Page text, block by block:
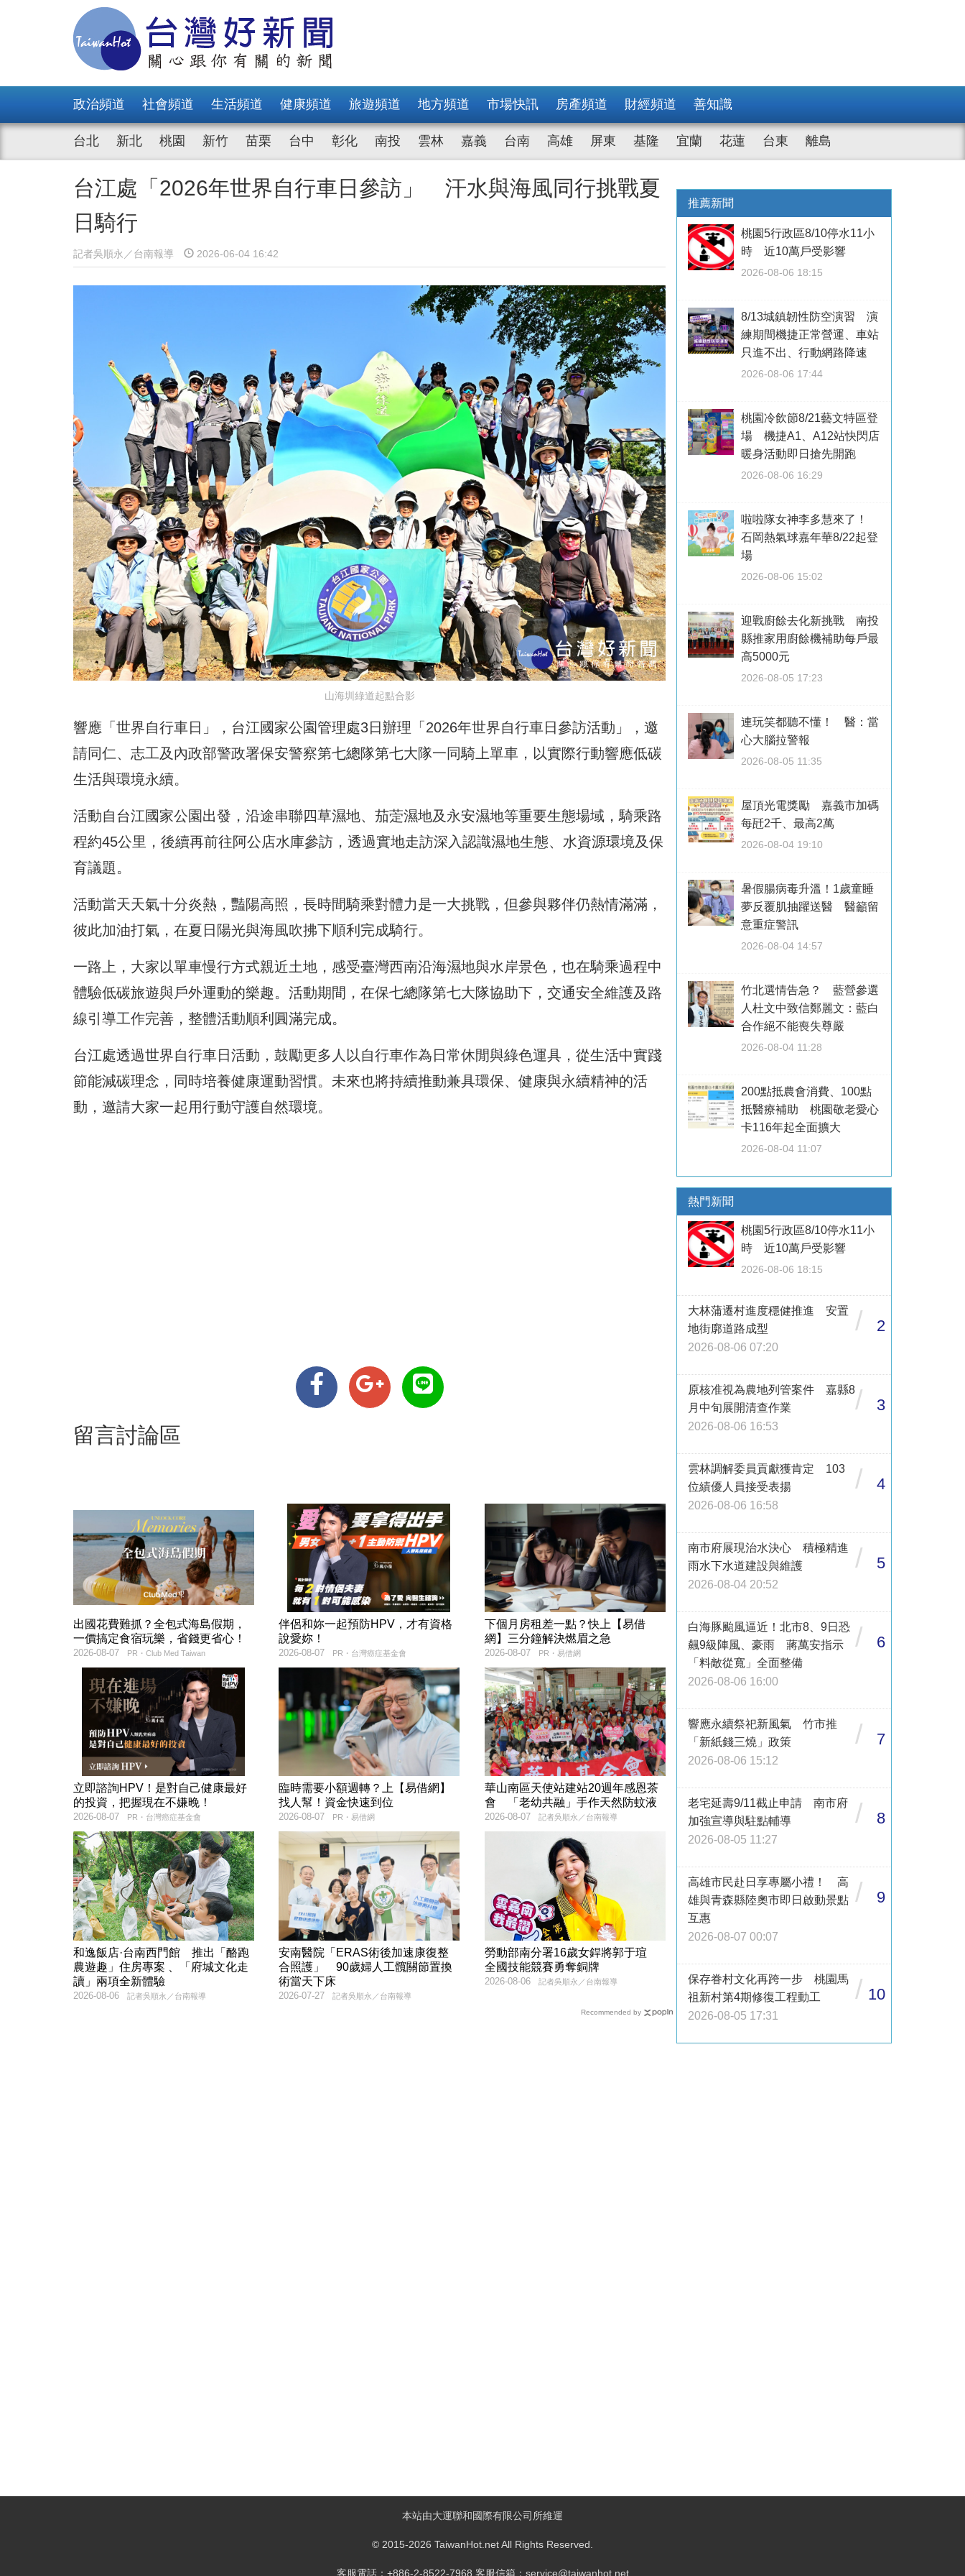
政治頻道 社會頻道 生活頻道 健康頻道 旅遊頻道 地方頻道 市場快訊 房產頻道 財經頻道 善知識
台北 新北 桃園 新竹 苗栗 台中 彰化 南投 雲林 嘉義 台南 高雄 屏東 基隆 宜蘭 花蓮 台東 離島
台江處「2026年世界自行車日參訪」 汗水與海風同行挑戰夏
日騎行
記者吳順永／台南報導 2026-06-04 16:42
山海圳綠道起點合影
響應「世界自行車日」，台江國家公園管理處3日辦理「2026年世界自行車日參訪活動」，邀
請同仁、志工及內政部警政署保安警察第七總隊第七大隊一同騎上單車，以實際行動響應低碳
生活與環境永續。
活動自台江國家公園出發，沿途串聯四草濕地、茄萣濕地及永安濕地等重要生態場域，騎乘路
程約45公里，後續再前往阿公店水庫參訪，透過實地走訪深入認識濕地生態、水資源環境及保
育議題。
活動當天天氣十分炎熱，豔陽高照，長時間騎乘對體力是一大挑戰，但參與夥伴仍熱情滿滿，
彼此加油打氣，在夏日陽光與海風吹拂下順利完成騎行。
一路上，大家以單車慢行方式親近土地，感受臺灣西南沿海濕地與水岸景色，也在騎乘過程中
體驗低碳旅遊與戶外運動的樂趣。活動期間，在保七總隊第七大隊協助下，交通安全維護及路
線引導工作完善，整體活動順利圓滿完成。
台江處透過世界自行車日活動，鼓勵更多人以自行車作為日常休閒與綠色運具，從生活中實踐
節能減碳理念，同時培養健康運動習慣。未來也將持續推動兼具環保、健康與永續精神的活
動，邀請大家一起用行動守護自然環境。
留言討論區
出國花費難抓？全包式海島假期，
一價搞定食宿玩樂，省錢更省心！
PR・Club Med Taiwan
2026-08-07
伴侶和妳一起預防HPV，才有資格
說愛妳！
PR・台灣癌症基金會
2026-08-07
下個月房租差一點？快上【易借
網】三分鐘解決燃眉之急
PR・易借網
2026-08-07
立即諮詢HPV！是對自己健康最好
的投資，把握現在不嫌晚！
PR・台灣癌症基金會
2026-08-07
臨時需要小額週轉？上【易借網】
找人幫！資金快速到位
PR・易借網
2026-08-07
華山南區天使站建站20週年感恩茶
會 「老幼共融」手作天然防蚊液
記者吳順永／台南報導
2026-08-07
和逸飯店·台南西門館 推出「酪跑
農遊趣」住房專案 、「府城文化走
讀」兩項全新體驗
記者吳順永／台南報導
2026-08-06
安南醫院「ERAS術後加速康復整
合照護」 90歲婦人工髖關節置換
術當天下床
記者吳順永／台南報導
2026-07-27
勞動部南分署16歲女銲將郭于瑄
全國技能競賽勇奪銅牌
記者吳順永／台南報導
2026-08-06
Recommended by
推薦新聞
桃園5行政區8/10停水11小
時 近10萬戶受影響
2026-08-06 18:15
8/13城鎮韌性防空演習 演
練期間機捷正常營運、車站
只進不出、行動網路降速
2026-08-06 17:44
桃園冷飲節8/21藝文特區登
場 機捷A1、A12站快閃店
暖身活動即日搶先開跑
2026-08-06 16:29
啦啦隊女神李多慧來了！
石岡熱氣球嘉年華8/22起登
場
2026-08-06 15:02
迎戰廚餘去化新挑戰 南投
縣推家用廚餘機補助每戶最
高5000元
2026-08-05 17:23
連玩笑都聽不懂！ 醫：當
心大腦拉警報
2026-08-05 11:35
屋頂光電獎勵 嘉義市加碼
每瓩2千、最高2萬
2026-08-04 19:10
暑假腸病毒升溫！1歲童睡
夢反覆肌抽躍送醫 醫籲留
意重症警訊
2026-08-04 14:57
竹北選情告急？ 藍營參選
人杜文中致信鄭麗文：藍白
合作絕不能喪失尊嚴
2026-08-04 11:28
200點抵農會消費、100點
抵醫療補助 桃園敬老愛心
卡116年起全面擴大
2026-08-04 11:07
熱門新聞
桃園5行政區8/10停水11小
時 近10萬戶受影響
2026-08-06 18:15
大林蒲遷村進度穩健推進 安置
地街廓道路成型
2026-08-06 07:20
/ 2
原核准視為農地列管案件 嘉縣8
月中旬展開清查作業
2026-08-06 16:53
/ 3
雲林調解委員貢獻獲肯定 103
位績優人員接受表揚
2026-08-06 16:58
/ 4
南市府展現治水決心 積極精進
雨水下水道建設與維護
2026-08-04 20:52
/ 5
白海豚颱風逼近！北市8、9日恐
飆9級陣風、豪雨 蔣萬安指示
「料敵從寬」全面整備
2026-08-06 16:00
/ 6
響應永續祭祀新風氣 竹市推
「新紙錢三燒」政策
2026-08-06 15:12
/ 7
老宅延壽9/11截止申請 南市府
加強宣導與駐點輔導
2026-08-05 11:27
/ 8
高雄市民赴日享專屬小禮！ 高
雄與青森縣陸奧市即日啟動景點
互惠
2026-08-07 00:07
/ 9
保存眷村文化再跨一步 桃園馬
祖新村第4期修復工程動工
2026-08-05 17:31
/ 10
本站由大運聯和國際有限公司所維運
© 2015-2026 TaiwanHot.net All Rights Reserved.
客服電話：+886-2-8522-7968 客服信箱：service@taiwanhot.net